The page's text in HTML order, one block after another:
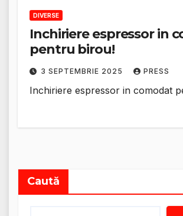
DIVERSE
Inchiriere espressor in
pentru birou!
3 SEPTEMBRIE 2025 PRESS
Inchiriere espressor in comodat
Caută